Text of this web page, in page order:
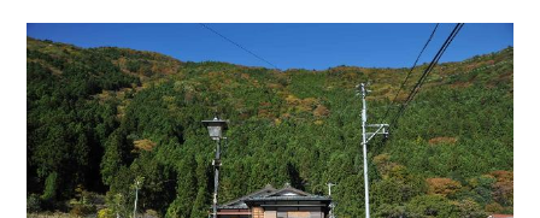
petite station située juste à côté d'un grand lac. Entre Station
Abt Ichishiro et Station Nagashima Damu est extrêmement
escarpé, et c'est là où vous pouvez expérimenter le seul
chemin de fer à crémaillère au japon. Durant des saisons
remplies de touristes, des trains d'observatoire circulent sur la
ligne Ikawa. Le conducteur vous donne des explications des
vus aux alentours.